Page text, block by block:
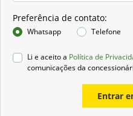
Preferência de contato:
Whatsapp Telefone
Li e aceito a Política de
comunicações da
Entrar